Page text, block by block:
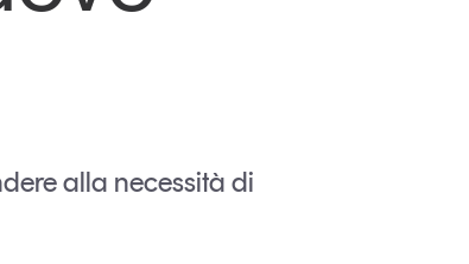
alla necessità di